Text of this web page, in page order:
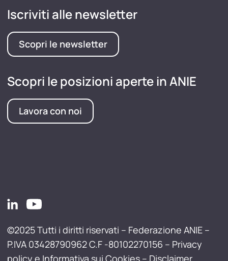
Iscriviti alle newsletter
Scopri le newsletter
Scopri le posizioni aperte in ANIE
Lavora con noi
©2025 Tutti i diritti riservati – Federazione ANIE –
P.IVA 03428790962 C.F -80102270156 – Privacy